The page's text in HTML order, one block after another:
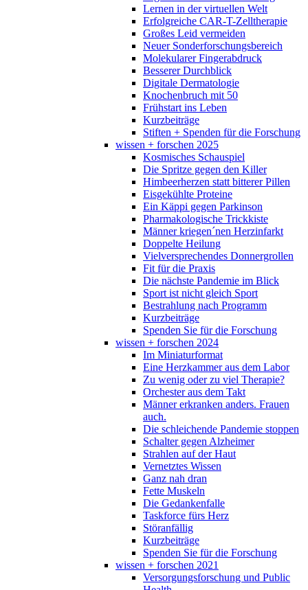
Lernen in der virtuellen Welt
Erfolgreiche CAR-T-Zelltherapie
Großes Leid vermeiden
Neuer Sonderforschungsbereich
Molekularer Fingerabdruck
Besserer Durchblick
Digitale Dermatologie
Knochenbruch mit 50
Frühstart ins Leben
Kurzbeiträge
Stiften + Spenden für die Forschung
wissen + forschen 2025
Kosmisches Schauspiel
Die Spritze gegen den Killer
Himbeerherzen statt bitterer Pillen
Eisgekühlte Proteine
Ein Käppi gegen Parkinson
Pharmakologische Trickkiste
Männer kriegen´nen Herzinfarkt
Doppelte Heilung
Vielversprechendes Donnergrollen
Fit für die Praxis
Die nächste Pandemie im Blick
Sport ist nicht gleich Sport
Bestrahlung nach Programm
Kurzbeiträge
Spenden Sie für die Forschung
wissen + forschen 2024
Im Miniaturformat
Eine Herzkammer aus dem Labor
Zu wenig oder zu viel Therapie?
Orchester aus dem Takt
Männer erkranken anders. Frauen
auch.
Die schleichende Pandemie stoppen
Schalter gegen Alzheimer
Strahlen auf der Haut
Vernetztes Wissen
Ganz nah dran
Fette Muskeln
Die Gedankenfalle
Taskforce fürs Herz
Störanfällig
Kurzbeiträge
Spenden Sie für die Forschung
wissen + forschen 2021
Versorgungsforschung und Public